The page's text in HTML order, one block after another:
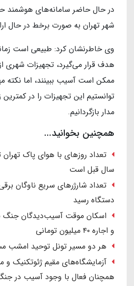
در حال حاضر سامانه‌های هوشمند
شهر تهران به صورت برخط در حال
وی خاطرنشان کرد: طبیعی است
هدف قرار می‌گیرد، تجهیزات شهری
ممکن است آسیب ببینند، اما نکته
توانستیم این تجهیزات را در
مدار بازگردانیم.
همچنین بخوانید...
سال قبل است
دستگاه رسید
و اجاره ۴۰ میلیون تومانی
هر دو مسیر تونل توحید امشب
آزمایشگاه‌های مقیم ژئوتکنیک
همچنان فعال با وجود آسیب در